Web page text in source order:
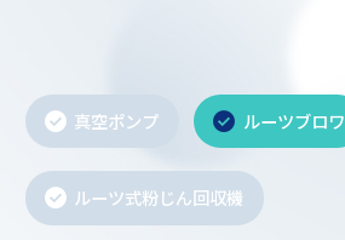
真空ポンプ ルーツブロワ
ルーツ式粉じん回収機